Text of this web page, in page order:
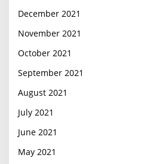
December 2021
November 2021
October 2021
September 2021
August 2021
July 2021
June 2021
May 2021